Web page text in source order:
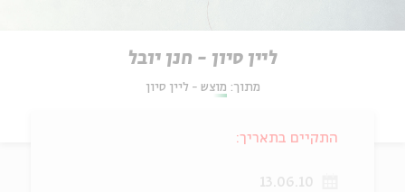
ליין סיון - חנן יובל
מתוך: מוצש - ליין סיון
התקיים בתאריך:
13.06.10